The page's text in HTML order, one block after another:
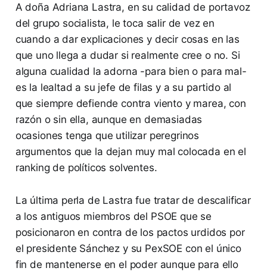
A doña Adriana Lastra, en su calidad de portavoz
del grupo socialista, le toca salir de vez en
cuando a dar explicaciones y decir cosas en las
que uno llega a dudar si realmente cree o no. Si
alguna cualidad la adorna -para bien o para mal-
es la lealtad a su jefe de filas y a su partido al
que siempre defiende contra viento y marea, con
razón o sin ella, aunque en demasiadas
ocasiones tenga que utilizar peregrinos
argumentos que la dejan muy mal colocada en el
ranking de políticos solventes.
La última perla de Lastra fue tratar de descalificar
a los antiguos miembros del PSOE que se
posicionaron en contra de los pactos urdidos por
el presidente Sánchez y su PexSOE con el único
fin de mantenerse en el poder aunque para ello